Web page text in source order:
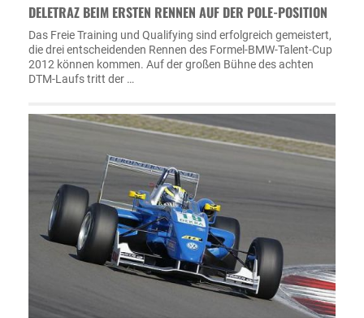
DELETRAZ BEIM ERSTEN RENNEN AUF DER POLE-POSITION
Das Freie Training und Qualifying sind erfolgreich gemeistert,
die drei entscheidenden Rennen des Formel-BMW-Talent-Cup
2012 können kommen. Auf der großen Bühne des achten
DTM-Laufs tritt der …